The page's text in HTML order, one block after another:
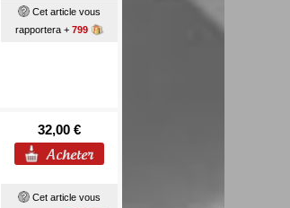
Cet article vous
rapportera + 799
32,00 €
Cet article vous